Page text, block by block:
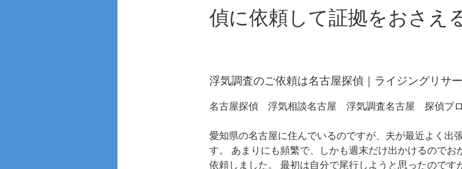
偵に依頼して証拠をおさえ
浮気調査のご依頼は名古屋探偵｜ライジングリサ
名古屋探偵 浮気相談名古屋 浮気調査名古屋 探偵ブ
愛知県の名古屋に住んでいるのですが、夫が最近よく出
す。 あまりにも頻繁で、しかも週末だけ出かけるのでお
依頼しました。 最初は自分で尾行しようと思ったのです